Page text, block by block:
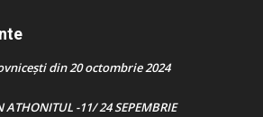
din 20 octombrie 2024
ATHONITUL -11/ 24 SEPEMBRIE